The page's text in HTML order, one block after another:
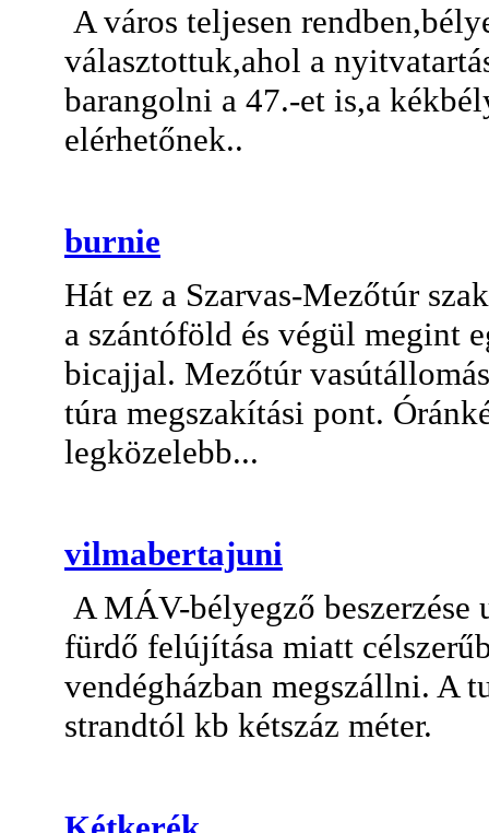
A város teljesen
választottuk,ahol a
barangolni a 47.-et is,a
elérhetőnek..
burnie
Hát ez a Szarvas-Mezőtúr
a szántóföld és végül megint
bicajjal. Mezőtúr
túra megszakítási pont.
legközelebb...
vilmabertajuni
A MÁV-bélyegző
fürdő felújítása miatt
vendégházban megszállni. A
strandtól kb kétszáz méter.